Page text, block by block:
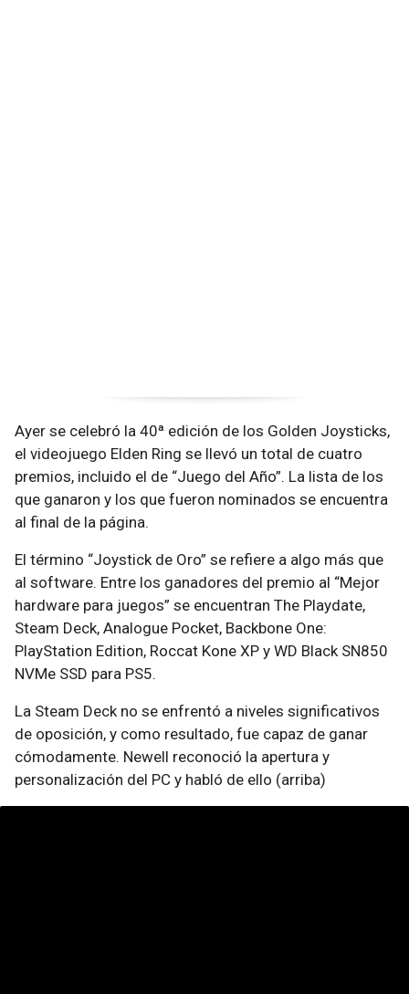
Ayer se celebró la 40ª edición de los Golden Joysticks,
el videojuego Elden Ring se llevó un total de cuatro
premios, incluido el de “Juego del Año”. La lista de los
que ganaron y los que fueron nominados se encuentra
al final de la página.
El término “Joystick de Oro” se refiere a algo más que
al software. Entre los ganadores del premio al “Mejor
hardware para juegos” se encuentran The Playdate,
Steam Deck, Analogue Pocket, Backbone One:
PlayStation Edition, Roccat Kone XP y WD Black SN850
NVMe SSD para PS5.
La Steam Deck no se enfrentó a niveles significativos
de oposición, y como resultado, fue capaz de ganar
cómodamente. Newell reconoció la apertura y
personalización del PC y habló de ello (arriba)